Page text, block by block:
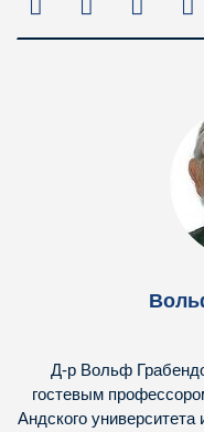
Д-р Вольф
гостевым
Андского